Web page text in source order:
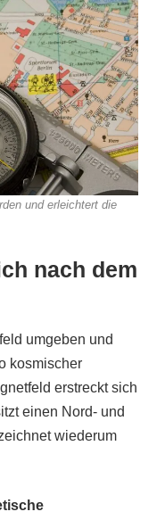
und erleichtert die
nach dem
umgeben und
kosmischer
erstreckt sich
einen Nord- und
wiederum